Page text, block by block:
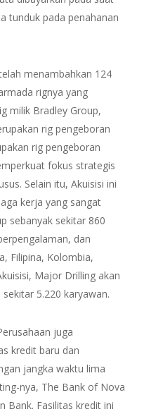
tunduk pada penahanan
menambahkan 124
rignya yang
milik Bradley Group,
rig pengeboran
rig pengeboran
fokus strategis
Selain itu, Akuisisi ini
kerja yang sangat
sebanyak sekitar 860
dan
Filipina, Kolombia,
Major Drilling akan
5.220 karyawan.
juga
kredit baru dan
jangka waktu lima
nya, The Bank of Nova
Bank. Fasilitas kredit ini